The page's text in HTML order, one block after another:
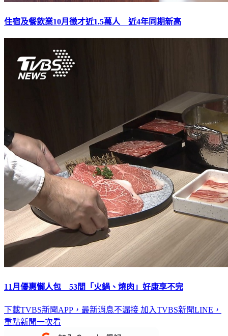
住宿及餐飲業10月徵才近1.5萬人 近4年同期新高
11月優惠懶人包 53間「火鍋、燒肉」好康享不完
下載TVBS新聞APP，最新消息不漏接 加入TVBS新聞LINE，
重點新聞一次看